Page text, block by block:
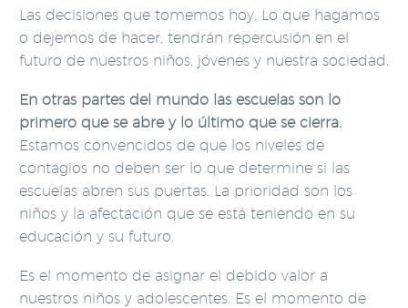
Las decisiones que tomemos hoy. Lo que hagamos
o dejemos de hacer, tendrán repercusión en el
futuro de nuestros niños, jóvenes y nuestra sociedad.
En otras partes del mundo las escuelas son lo
primero que se abre y lo último que se cierra.
Estamos convencidos de que los niveles de
contagios no deben ser lo que determine si las
escuelas abren sus puertas. La prioridad son los
niños y la afectación que se está teniendo en su
educación y su futuro.
Es el momento de asignar el debido valor a
nuestros niños y adolescentes. Es el momento de